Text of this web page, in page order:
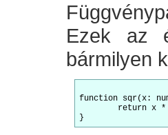
Ezek az
bármilyen
function sqr(x: